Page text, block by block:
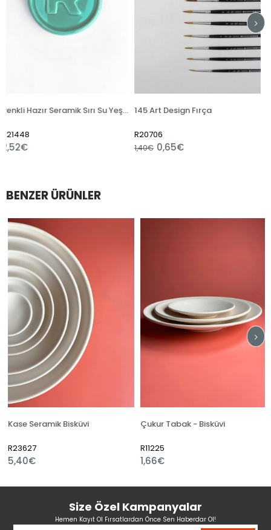
Renkli Hazır Seramik Sırı Su Yeşili 6135 (1050 °C) 145 Art Design Fırça Desen 123 Serisi
BENZER ÜRÜNLER
Seramik Bisküvi Çukur Tabak - Bisküvi
R11225
1,66€
Size Özel Kampanyalar
Hemen Kayıt Ol Fırsatlardan Önce Sen Haberdar Ol!